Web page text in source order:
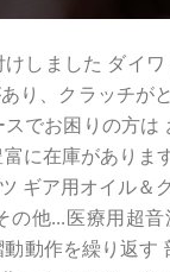
しました ダイ
り、クラッチが
でお困りの方
に在庫がありま
ギア用オイル＆
の他...医療用超
動作を繰り返